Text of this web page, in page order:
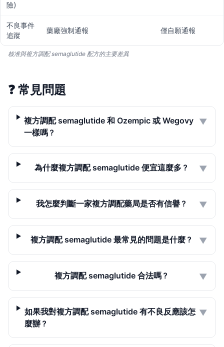
險）
不良事件
追蹤
藥廠強制通報 僅自願通報
核准與複方調配 semaglutide 配方的主要差異
❓ 常見問題
複方調配 semaglutide 和 Ozempic 或 Wegovy
一樣嗎？
▼
為什麼複方調配 semaglutide 便宜這麼多？ ▼
我怎麼判斷一家複方調配藥局是否有信譽？ ▼
複方調配 semaglutide 最常見的問題是什麼？ ▼
複方調配 semaglutide 合法嗎？ ▼
如果我對複方調配 semaglutide 有不良反應該怎
麼辦？
▼